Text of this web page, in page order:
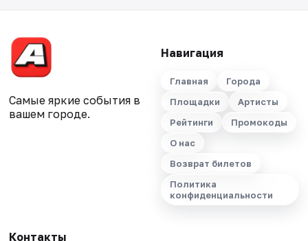
Самые яркие события в
вашем городе.
Навигация
Главная
Города
Площадки
Артисты
Рейтинги
Промокоды
О нас
Возврат билетов
Политика
конфиденциальности
Контакты